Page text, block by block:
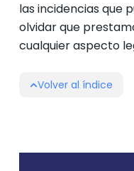
las incidencias que
olvidar que
cualquier aspecto
Volver al índice